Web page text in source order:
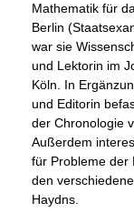
Mathematik für
Berlin
war sie
und Lektorin im
Köln. In
und Editorin
der Chronologie
Außerdem
für Probleme der
den
Haydns.